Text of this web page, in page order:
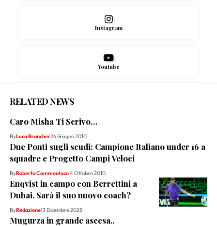
Instagram
Youtube
RELATED NEWS
Caro Misha Ti Scrivo…
ByLuca Brancher26 Giugno 2010
Due Ponti sugli scudi: Campione Italiano under 16 a
squadre e Progetto Campi Veloci
ByRoberto Commentucci4 Ottobre 2010
Enqvist in campo con Berrettini a
Dubai. Sarà il suo nuovo coach?
ByRedazione13 Dicembre 2025
Mugurza in grande ascesa..